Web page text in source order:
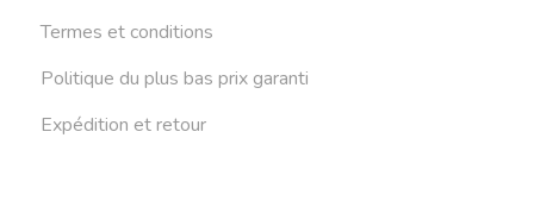
Termes et conditions
Politique du plus bas prix garanti
Expédition et retour